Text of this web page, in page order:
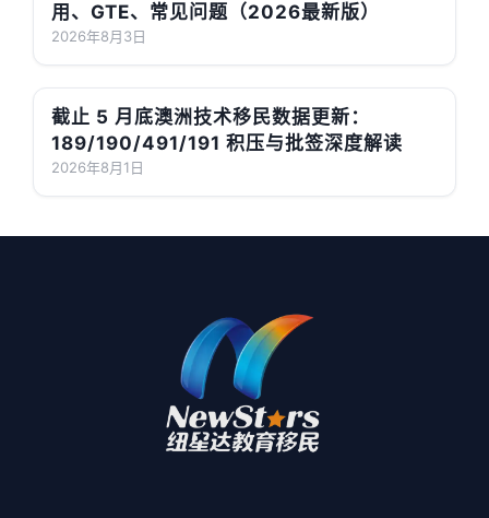
用、GTE、常见问题（2026最新版）
2026年8月3日
截止 5 月底澳洲技术移民数据更新：
189/190/491/191 积压与批签深度解读
2026年8月1日